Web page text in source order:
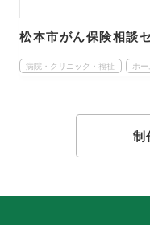
松本市がん保険相談
病院・クリニック・福祉 ホ
制